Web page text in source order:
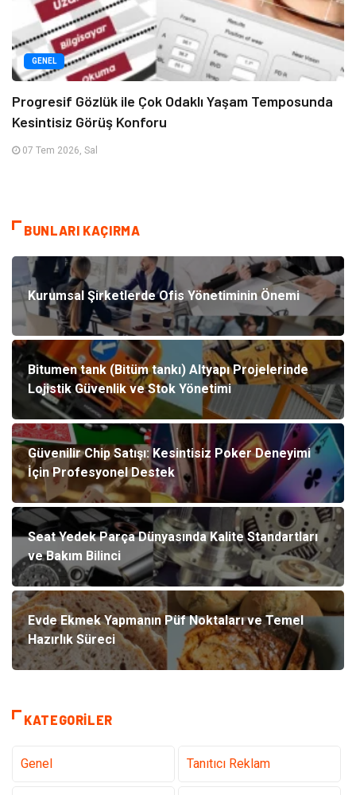
GENEL
Progresif Gözlük ile Çok Odaklı Yaşam Temposunda
Kesintisiz Görüş Konforu
07 Tem 2026, Sal
BUNLARI KAÇIRMA
Kurumsal Şirketlerde Ofis Yönetiminin Önemi
Bitumen tank (Bitüm tankı) Altyapı Projelerinde
Lojistik Güvenlik ve Stok Yönetimi
Güvenilir Chip Satışı: Kesintisiz Poker Deneyimi
İçin Profesyonel Destek
Seat Yedek Parça Dünyasında Kalite Standartları
ve Bakım Bilinci
Evde Ekmek Yapmanın Püf Noktaları ve Temel
Hazırlık Süreci
KATEGORILER
Genel Tanıtıcı Reklam